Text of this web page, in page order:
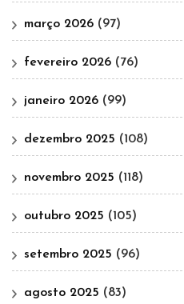
março 2026 (97)
fevereiro 2026 (76)
janeiro 2026 (99)
dezembro 2025 (108)
novembro 2025 (118)
outubro 2025 (105)
setembro 2025 (96)
agosto 2025 (83)